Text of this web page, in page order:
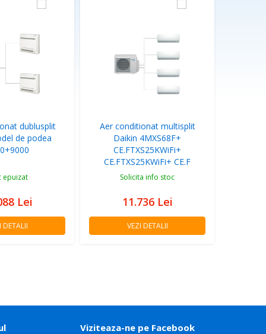
dublusplit
de podea
epuizat
Lei
DETALII
Aer conditionat multisplit
Daikin 4MXS68F+
CE.FTXS25KWiFi+
CE.FTXS25KWiFi+ CE.F
Solicita info stoc
11.736 Lei
VEZI DETALII
Viziteaza-ne pe Facebook